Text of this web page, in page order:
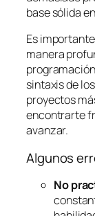
base sólida
Es
manera
sintaxis de
proyectos
encontrarte
avanzar.
Algunos
No